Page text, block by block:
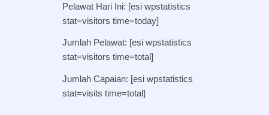
Pelawat Hari Ini: [esi wpstatistics
stat=visitors time=today]
Jumlah Pelawat: [esi wpstatistics
stat=visitors time=total]
Jumlah Capaian: [esi wpstatistics
stat=visits time=total]